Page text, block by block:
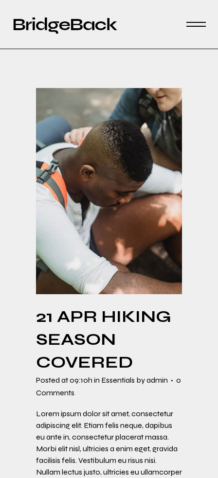
21 APR HIKING
SEASON
COVERED
Posted at 09:10h in Essentials byadmin
0
Comments
Lorem ipsum dolor sit amet, consectetur
adipiscing elit. Etiam felis neque, dapibus
eu ante in, consectetur placerat massa.
Morbi elit nisl, ultricies a enim eget, gravida
facilisis felis. Vestibulum eu risus nisi.
Nullam lectus justo, ultricies eu ullamcorper